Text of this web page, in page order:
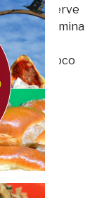
e serve
entrato termina
di poco